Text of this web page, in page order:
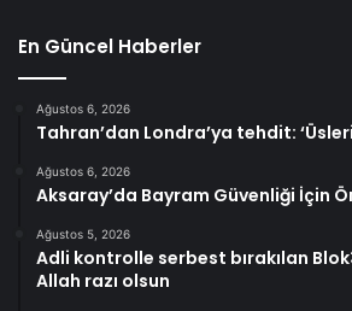
En Güncel Haberler
Ağustos 6, 2026
Tahran’dan Londra’ya tehdit:
Ağustos 6, 2026
Aksaray’da Bayram Güvenliği İçin
Ağustos 5, 2026
Adli kontrolle serbest bırakılan
Allah razı olsun